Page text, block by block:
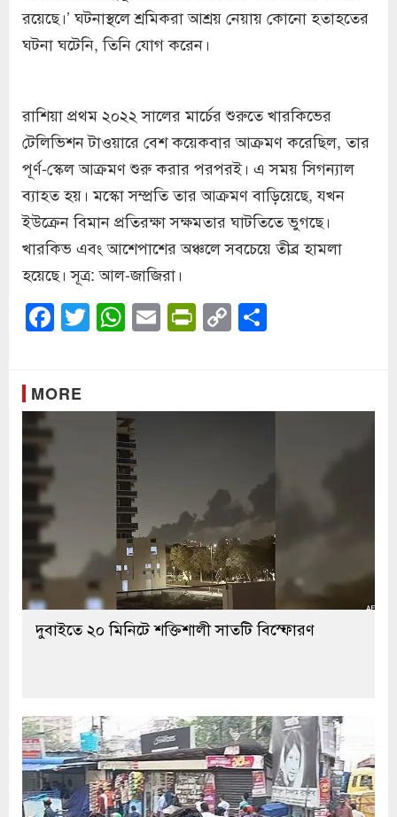
রয়েছে।’ ঘটনাস্থলে শ্রমিকরা আশ্রয় নেয়ায় কোনো হতাহতের
ঘটনা ঘটেনি, তিনি যোগ করেন।
রাশিয়া প্রথম ২০২২ সালের মার্চের শুরুতে খারকিভের
টেলিভিশন টাওয়ারে বেশ কয়েকবার আক্রমণ করেছিল, তার
পূর্ণ-স্কেল আক্রমণ শুরু করার পরপরই। এ সময় সিগন্যাল
ব্যাহত হয়। মস্কো সম্প্রতি তার আক্রমণ বাড়িয়েছে, যখন
ইউক্রেন বিমান প্রতিরক্ষা সক্ষমতার ঘাটতিতে ভুগছে।
খারকিভ এবং আশেপাশের অঞ্চলে সবচেয়ে তীব্র হামলা
হয়েছে। সূত্র: আল-জাজিরা।
Facebook
Twitter
WhatsApp
EmailPrintFriendly
Copy
Link
MORE
দুবাইতে ২০ মিনিটে শক্তিশালী সাতটি বিস্ফোরণ